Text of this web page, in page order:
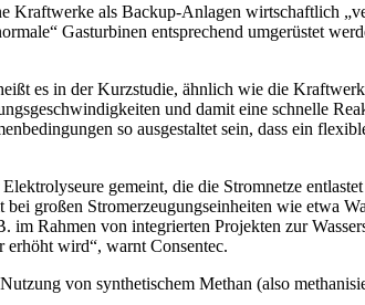
Kraftwerke als Backup-Anlagen wirtschaftlich
Gasturbinen entsprechend umgerüstet
es in der Kurzstudie, ähnlich wie die
und damit eine schnelle
so ausgestaltet sein, dass ein
gemeint, die die Stromnetze
großen Stromerzeugungseinheiten wie etwa
im Rahmen von integrierten Projekten zur
erhöht wird“, warnt Consentec.
von synthetischem Methan (also